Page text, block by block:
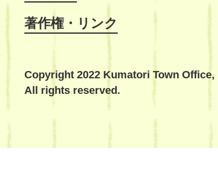
著作権・リンク
Copyright 2022 Kumatori Town Office,
All rights reserved.